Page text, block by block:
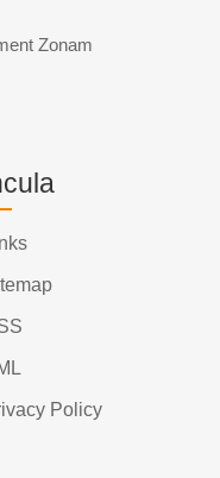
Zonam
Policy